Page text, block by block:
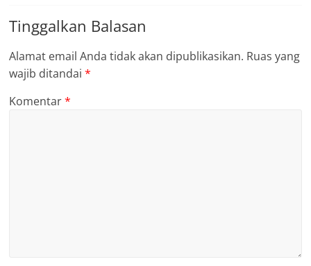
Tinggalkan Balasan
Alamat email Anda tidak akan dipublikasikan. Ruas yang
wajib ditandai*
Komentar*